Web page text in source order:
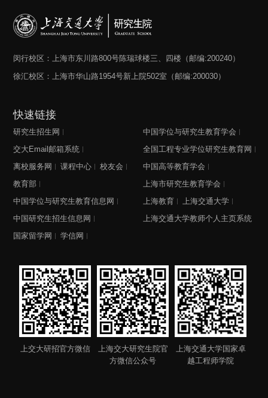
闵行校区：上海市东川路800号陈瑞球楼三、四楼（邮编:200240）
徐汇校区：上海市华山路1954号新上院502室（邮编:200030）
快速链接
研究生招生网
交大Email邮箱系统
离校服务网
课程中心
校友会
教育部
中国学位与研究生教育信息网
中国研究生招生信息网
国家留学网
学信网
中国学位与研究生教育学会
全国工程专业学位研究生教育网
中国高等教育学会
上海市研究生教育学会
上海教育
上海交通大学
上海交通大学教师个人主页系统
上交大研招官方微信
上海交大研究生院官
方微信公众号
上海交通大学国家卓
越工程师学院